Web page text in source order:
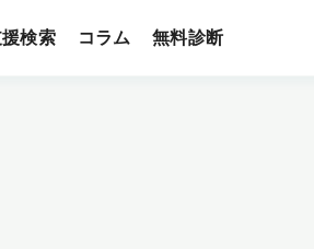
検索 コラム 無料診断